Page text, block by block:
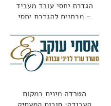
הגדרת יחסי עובד מעביד
– מבחנים להגדרת יחסי
הטרדה מינית במקום